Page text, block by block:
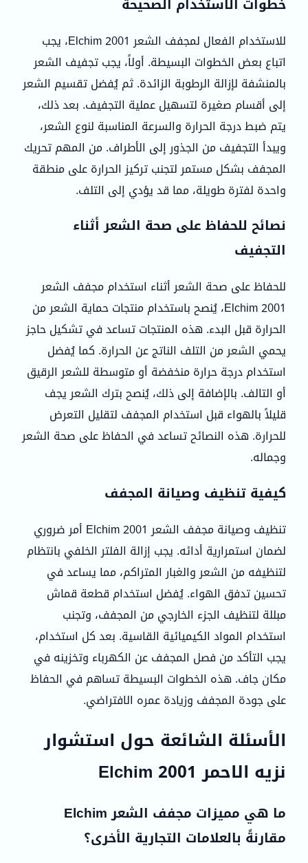
للاستخدام الفعال لمجفف الشعر Elchim 2001، يجب
اتباع بعض الخطوات البسيطة. أولاً، يجب تجفيف الشعر
بالمنشفة لإزالة الرطوبة الزائدة. ثم يُفضل تقسيم الشعر
إلى أقسام صغيرة لتسهيل عملية التجفيف. بعد ذلك،
يتم ضبط درجة الحرارة والسرعة المناسبة لنوع الشعر،
ويبدأ التجفيف من الجذور إلى الأطراف. من المهم تحريك
المجفف بشكل مستمر لتجنب تركيز الحرارة على منطقة
واحدة لفترة طويلة، مما قد يؤدي إلى التلف.
نصائح للحفاظ على صحة الشعر أثناء
التجفيف
للحفاظ على صحة الشعر أثناء استخدام مجفف الشعر
Elchim 2001، يُنصح باستخدام منتجات حماية الشعر من
الحرارة قبل البدء. هذه المنتجات تساعد في تشكيل حاجز
يحمي الشعر من التلف الناتج عن الحرارة. كما يُفضل
استخدام درجة حرارة منخفضة أو متوسطة للشعر الرقيق
أو التالف. بالإضافة إلى ذلك، يُنصح بترك الشعر يجف
قليلاً بالهواء قبل استخدام المجفف لتقليل التعرض
للحرارة. هذه النصائح تساعد في الحفاظ على صحة الشعر
وجماله.
كيفية تنظيف وصيانة المجفف
تنظيف وصيانة مجفف الشعر Elchim 2001 أمر ضروري
لضمان استمرارية أدائه. يجب إزالة الفلتر الخلفي بانتظام
لتنظيفه من الشعر والغبار المتراكم، مما يساعد في
تحسين تدفق الهواء. يُفضل استخدام قطعة قماش
مبللة لتنظيف الجزء الخارجي من المجفف، وتجنب
استخدام المواد الكيميائية القاسية. بعد كل استخدام،
يجب التأكد من فصل المجفف عن الكهرباء وتخزينه في
مكان جاف. هذه الخطوات البسيطة تساهم في الحفاظ
على جودة المجفف وزيادة عمره الافتراضي.
الأسئلة الشائعة حول استشوار
نزيه الاحمر Elchim 2001
ما هي مميزات مجفف الشعر Elchim
مقارنةً بالعلامات التجارية الأخرى؟